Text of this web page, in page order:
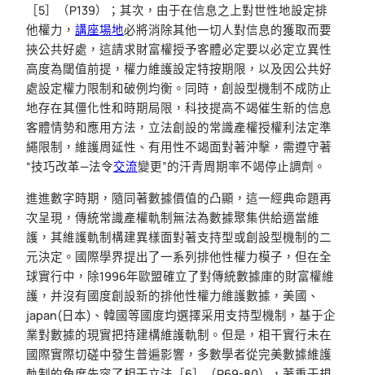
［5］（P139）；其次，由于在信息之上對世性地設定排
他權力， 講座場地必將消除其他一切人對信息的獲取而要
挾公共好處，這請求財富權授予客體必定要以必定立異性
高度為閾值前提，權力維護設定特按期限，以及因公共好
處設定權力限制和破例均衡。同時，創設型機制不成防止
地存在其僵化性和時期局限，科技提高不竭催生新的信息
客體情勢和應用方法，立法創設的常識產權授權利法定準
繩限制，維護周延性、有用性不竭面對著沖擊，需遵守著
“技巧改革—法令交流變更”的汗青周期率不竭停止調劑。
進進數字時期，隨同著數據價值的凸顯，這一經典命題再
次呈現，傳統常識產權軌制無法為數據聚集供給適當維
護，其維護軌制構建異樣面對著支持型或創設型機制的二
元決定。國際學界提出了一系列排他性權力模子，但在全
球實行中，除1996年歐盟確立了對傳統數據庫的財富權維
護，并沒有國度創設新的排他性權力維護數據，美國、
japan(日本)、韓國等國度均選擇采用支持型機制，基于企
業對數據的現實把持建構維護軌制。但是，相干實行未在
國際實際切磋中發生普遍影響，多數學者從完美數據維護